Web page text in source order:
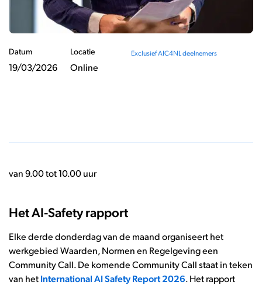
Datum
19/03/2026
Locatie
Online
Exclusief AIC4NL deelnemers
van 9.00 tot 10.00 uur
Het AI-Safety rapport
Elke derde donderdag van de maand organiseert het
werkgebied Waarden, Normen en Regelgeving een
Community Call. De komende Community Call staat in teken
van hetInternational AI Safety Report 2026. Het rapport